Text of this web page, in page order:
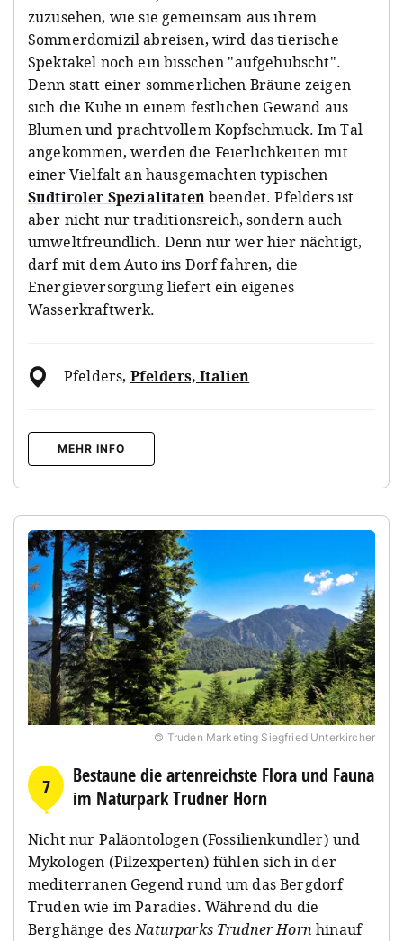
zuzusehen, wie sie gemeinsam aus ihrem
Sommerdomizil abreisen, wird das tierische
Spektakel noch ein bisschen "aufgehübscht".
Denn statt einer sommerlichen Bräune zeigen
sich die Kühe in einem festlichen Gewand aus
Blumen und prachtvollem Kopfschmuck. Im Tal
angekommen, werden die Feierlichkeiten mit
einer Vielfalt an hausgemachten typischen
Südtiroler Spezialitätenbeendet. Pfelders ist
aber nicht nur traditionsreich, sondern auch
umweltfreundlich. Denn nur wer hier nächtigt,
darf mit dem Auto ins Dorf fahren, die
Energieversorgung liefert ein eigenes
Wasserkraftwerk.
Pfelders, Pfelders, Italien
MEHR INFO
© Truden Marketing Siegfried Unterkircher
7
Bestaune die artenreichste Flora und Fauna
im Naturpark Trudner Horn
Nicht nur Paläontologen (Fossilienkundler) und
Mykologen (Pilzexperten) fühlen sich in der
mediterranen Gegend rund um das Bergdorf
Truden wie im Paradies. Während du die
Berghänge desNaturparks Trudner Horn hinauf